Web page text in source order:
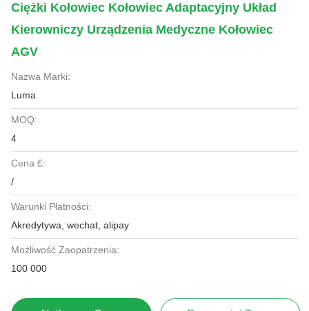
Ciężki Kołowiec Kołowiec Adaptacyjny Układ
Kierowniczy Urządzenia Medyczne Kołowiec
AGV
Nazwa Marki:
Luma
MOQ:
4
Cena £:
/
Warunki Płatności:
Akredytywa, wechat, alipay
Możliwość Zaopatrzenia:
100 000